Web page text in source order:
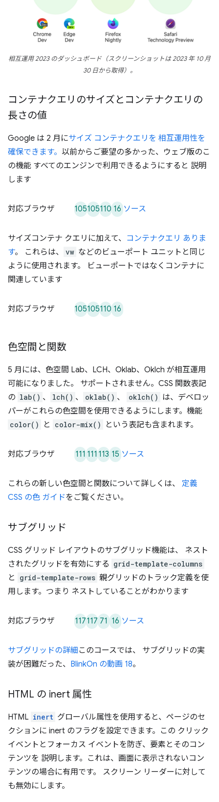
相互運用 2023 のダッシュボード（スクリーンショットは 2023 年 10 月
30 日から取得）。
コンテナクエリのサイズとコンテナクエリの
長さの値
Google は 2 月にサイズ コンテナクエリを 相互運用性を
確保できます。 以前からご要望の多かった、ウェブ版のこ
の機能 すべてのエンジンで利用できるようにすると 説明
します
対応ブラウザ 105105110 16 ソース
サイズコンテナ クエリに加えて、 コンテナクエリ ありま
す。 これらは、 vw などのビューポート ユニットと同じ
ように使用されます。 ビューポートではなくコンテナに
関連しています
対応ブラウザ 105105110 16
色空間と関数
5 月には、色空間 Lab、LCH、Oklab、Oklch が相互運用
可能になりました。 サポートされません。CSS 関数表記
の lab() 、 lch() 、 oklab() 、 oklch() は、デベロッ
パーがこれらの色空間を使用できるようにします。機能
color() と color-mix() という表記も含まれます。
対応ブラウザ 111 111 113 15 ソース
これらの新しい色空間と関数について詳しくは、
定義
CSS の色 ガイドをご覧ください。
サブグリッド
CSS グリッド レイアウトのサブグリッド機能は、 ネスト
されたグリッドを有効にする grid-template-columns
と grid-template-rows 親グリッドのトラック定義を使
用します。つまり ネストしていることがわかります
対応ブラウザ 117117 71 16 ソース
サブグリッドの詳細 このコースでは、 サブグリッドの実
装が困難だった、 BlinkOn の動画 18。
HTML の inert 属性
HTML inert グローバル属性を使用すると、ページのセ
クションに inert のフラグを設定できます。この クリック
イベントとフォーカス イベントを防ぎ、要素とそのコン
テンツを 説明します。これは、画面に表示されないコン
テンツの場合に有用です。 スクリーン リーダーに対して
も無効にします。